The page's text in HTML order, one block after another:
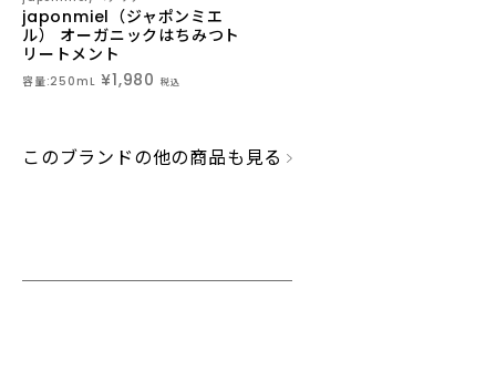
japonmiel（ジャポンミエ
ル） オーガニックはちみつト
リートメント
容量:250mL ¥1,980 税込
このブランドの他の商品も見る